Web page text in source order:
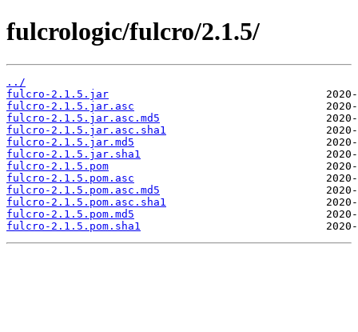
fulcrologic/fulcro/2.1.5/
../
fulcro-2.1.5.jar
fulcro-2.1.5.jar.asc
fulcro-2.1.5.jar.asc.md5
fulcro-2.1.5.jar.asc.sha1
fulcro-2.1.5.jar.md5
fulcro-2.1.5.jar.sha1
fulcro-2.1.5.pom
fulcro-2.1.5.pom.asc
fulcro-2.1.5.pom.asc.md5
fulcro-2.1.5.pom.asc.sha1
fulcro-2.1.5.pom.md5
fulcro-2.1.5.pom.sha1